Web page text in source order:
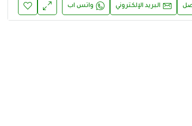
البريد الإلكتروني واتس اب